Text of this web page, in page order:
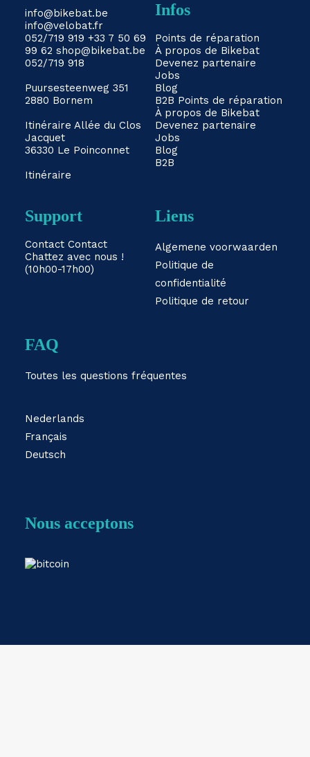
info@bikebat.be
info@velobat.fr
052/719 919 +33 7 50 69
99 62 shop@bikebat.be
052/719 918
Puursesteenweg 351
2880 Bornem
Itinéraire Allée du Clos
Jacquet
36330 Le Poinconnet
Itinéraire
Infos
Points de réparation
À propos de Bikebat
Devenez partenaire
Jobs
Blog
B2B Points de réparation
À propos de Bikebat
Devenez partenaire
Jobs
Blog
B2B
Support
Contact Contact
Chattez avec nous !
(10h00-17h00)
Liens
Algemene voorwaarden
Politique de
confidentialité
Politique de retour
FAQ
Toutes les questions fréquentes
Nederlands
Français
Deutsch
Nous acceptons